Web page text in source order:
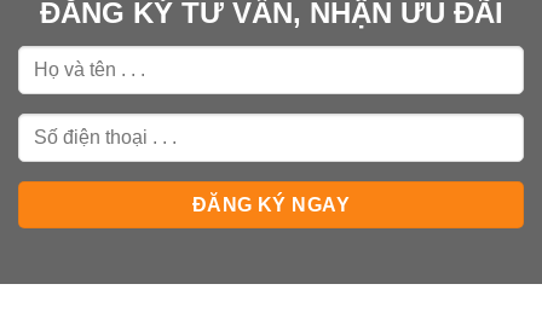
ĐĂNG KÝ TƯ VẤN, NHẬN ƯU ĐÃI